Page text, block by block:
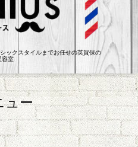
ックスタイルまでお任せの英賀保の
容室
ュー